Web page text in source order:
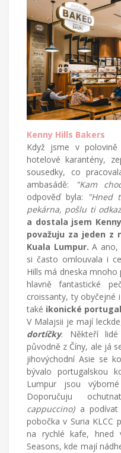
cizích
zemích,
mateřství
radostech
všednodenního
života.
Kenny Hills Bakers
Když jsme v
hotelové karantény,
sousedky, co
ambasádě:
"Kam
odpověď byla:
"Hned
pekárna, pošlu ti
a dostala jsem
považuju za jeden z
Kuala Lumpur. A ano,
si často omlouvala i
Hills má dneska
hlavně fantastické
croissanty, ty obyčejné
také ikonické
V Malajsii je mají
dortíčky. Někteří lidé
původně z Číny, ale já
jihovýchodní Asie se
bývalo portugalskou
Lumpur jsou
Doporučuju
cappuccino) a
pobočka v Suria KLCC
na rychlé kafe, hned
Seasons, kde mají